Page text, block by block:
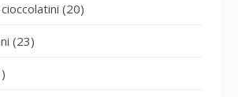
(20)
(23)